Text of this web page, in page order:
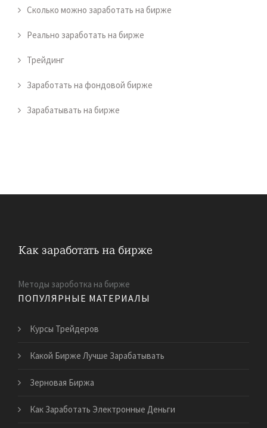
Сколько можно заработать на бирже
Реально заработать на бирже
Трейдинг
Заработать на фондовой бирже
Зарабатывать на бирже
Методы зароботка на бирже
ПОПУЛЯРНЫЕ МАТЕРИАЛЫ
Курсы Трейдеров
Какой Бирже Лучше Зарабатывать
Зерновая Биржа
Как Заработать Электронные Деньги